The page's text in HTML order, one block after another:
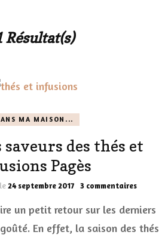
Résultat(s)
MA MAISON...
saveurs des thés et
Pagès
le24 septembre 2017 3 commentairessur
douces
des
un petit retour sur les derniers
En effet, la saison des thés